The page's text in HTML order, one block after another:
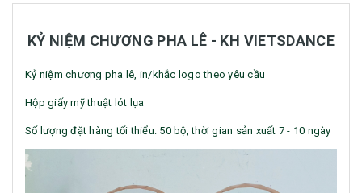
KỶ NIỆM CHƯƠNG PHA LÊ - KH VIETSDANCE
Kỷ niệm chương pha lê, in/khắc logo theo yêu cầu
Hộp giấy mỹ thuật lót lụa
Số lượng đặt hàng tối thiểu: 50 bộ, thời gian sản xuất 7 - 10 ngày